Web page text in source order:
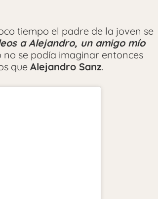
tiempo el padre de la joven se
aAlejandro, un amigo mío
no se podía imaginar entonces
queAlejandro Sanz.